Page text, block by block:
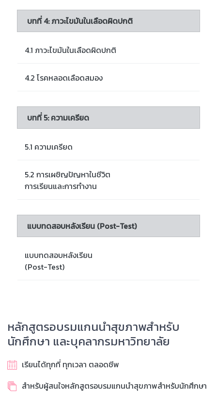
บทที่ 4: ภาวะไขมันในเลือดผิดปกติ
4.1 ภาวะไขมันในเลือดผิดปกติ
4.2 โรคหลอดเลือดสมอง
บทที่ 5: ความเครียด
5.1 ความเครียด
5.2 การเผชิญปัญหาในชีวิต
การเรียนและการทำงาน
แบบทดสอบหลังเรียน (Post-Test)
แบบทดสอบหลังเรียน
(Post-Test)
หลักสูตรอบรมแกนนำสุขภาพสำหรับ
นักศึกษา และบุคลากรมหาวิทยาลัย
เรียนได้ทุกที่ ทุกเวลา ตลอดชีพ
สำหรับผู้สนใจหลักสูตรอบรมแกนนำสุขภาพสำหรับนักศึกษา